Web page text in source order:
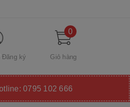
Đăng ký
0
Giỏ hàng
0795 102 666